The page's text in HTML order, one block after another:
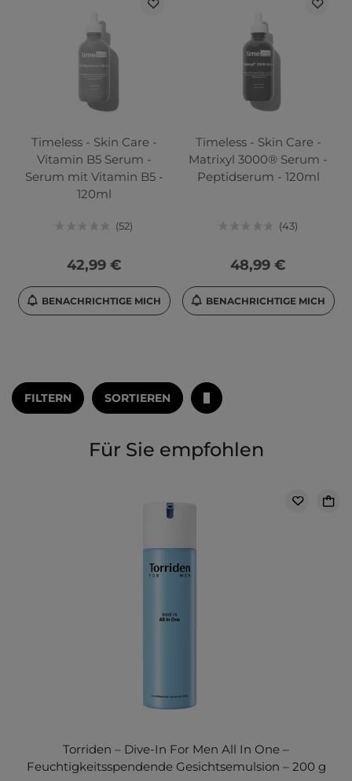
Timeless - Skin Care -
Vitamin B5 Serum -
Serum mit Vitamin B5 -
120ml
52
42,99 €
BENACHRICHTIGE MICH
Timeless - Skin Care -
Matrixyl 3000® Serum -
Peptidserum - 120ml
43
48,99 €
BENACHRICHTIGE MICH
FILTERN SORTIEREN
Für Sie empfohlen
Torriden – Dive-In For Men All In One –
Feuchtigkeitsspendende Gesichtsemulsion – 200 g